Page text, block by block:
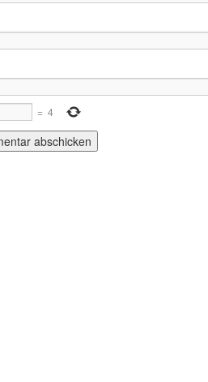
= 4